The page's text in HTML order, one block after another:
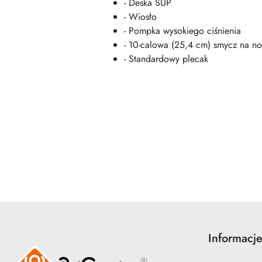
- Wiosło
- Pompka wysokiego ciśnienia
- 10-calowa (25,4 cm) smycz na
- Standardowy plecak
Informacje